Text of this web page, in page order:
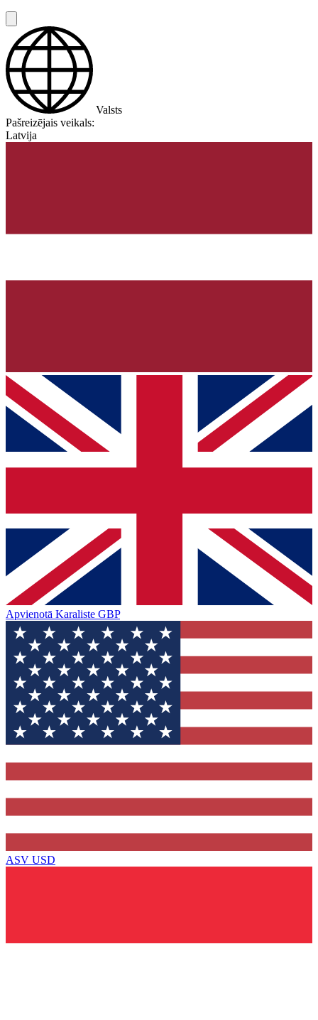
Valsts
Pašreizējais veikals:
Latvija
Apvienotā Karaliste GBP
ASV USD